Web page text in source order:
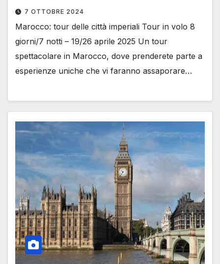
7 OTTOBRE 2024
Marocco: tour delle città imperiali Tour in volo 8
giorni/7 notti – 19/26 aprile 2025 Un tour
spettacolare in Marocco, dove prenderete parte a
esperienze uniche che vi faranno assaporare…